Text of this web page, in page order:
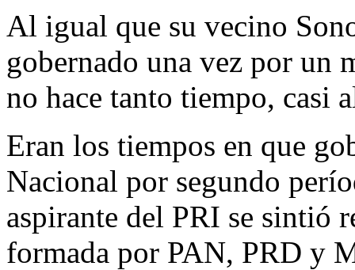
Al igual que su vecino
gobernado una vez por un
no hace tanto tiempo, casi
Eran los tiempos en que
Nacional por segundo
aspirante del PRI se sintió
formada por PAN, PRD y